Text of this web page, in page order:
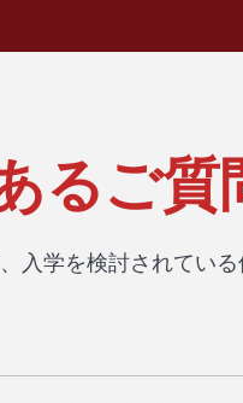
るご質
入学を検討されてい